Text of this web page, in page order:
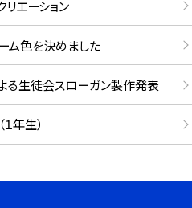
エーション
色を決めました
生徒会スローガン製作発表
年生）